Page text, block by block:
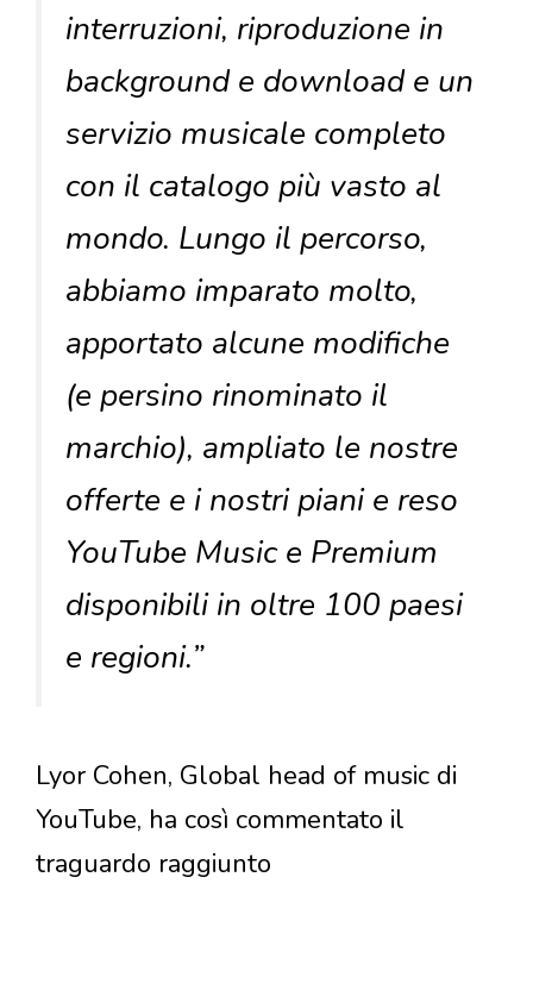
interruzioni, riproduzione in
background e download e un
servizio musicale completo
con il catalogo più vasto al
mondo. Lungo il percorso,
abbiamo imparato molto,
apportato alcune modifiche
(e persino rinominato il
marchio), ampliato le nostre
offerte e i nostri piani e reso
YouTube Music e Premium
disponibili in oltre 100 paesi
e regioni.”
Lyor Cohen, Global head of music di
YouTube, ha così commentato il
traguardo raggiunto